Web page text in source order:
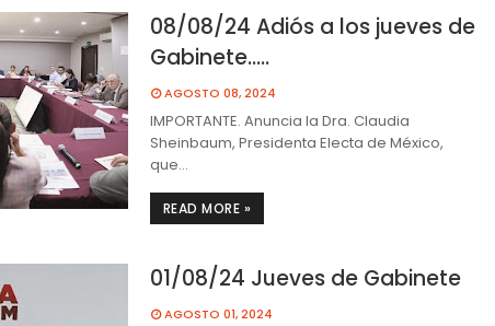
08/08/24 Adiós a los jueves de
Gabinete…..
AGOSTO 08, 2024
IMPORTANTE. Anuncia la Dra. Claudia
Sheinbaum, Presidenta Electa de México,
que…
READ MORE »
01/08/24 Jueves de Gabinete
AGOSTO 01, 2024